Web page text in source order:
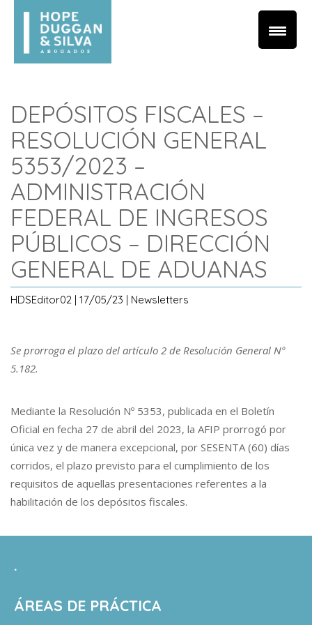
DEPÓSITOS FISCALES –
RESOLUCIÓN GENERAL
5353/2023 –
ADMINISTRACIÓN
FEDERAL DE INGRESOS
PÚBLICOS – DIRECCIÓN
GENERAL DE ADUANAS
HDSEditor02 | 17/05/23 | Newsletters
Se prorroga el plazo del artículo 2 de Resolución General Nº
5.182.
Mediante la Resolución Nº 5353, publicada en el Boletín
Oficial en fecha 27 de abril del 2023, la AFIP prorrogó por
única vez y de manera excepcional, por SESENTA (60) días
corridos, el plazo previsto para el cumplimiento de los
requisitos de aquellas presentaciones referentes a la
habilitación de los depósitos fiscales.
.
ÁREAS DE PRÁCTICA